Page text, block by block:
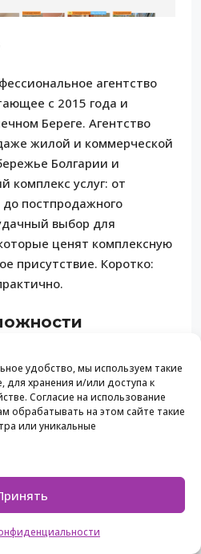
удобство, мы используем такие
для хранения и/или доступа к
Согласие на использование
обрабатывать на этом сайте такие
или уникальные
агентство
с 2015 года и
Береге. Агентство
жилой и коммерческой
Болгарии и
комплекс услуг: от
постпродажного
выбор для
ценят комплексную
присутствие. Коротко:
широкий набор услуг:
домов, вилл и земельных
и нотариальная
документов;
места
автопарк для
в курортной зоне, что